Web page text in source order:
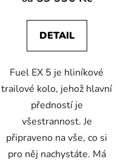
DETAIL
Fuel EX 5 je hliníkové
trailové kolo, jehož hlavní
předností je
všestrannost. Je
připraveno na vše, co si
pro něj nachystáte. Má